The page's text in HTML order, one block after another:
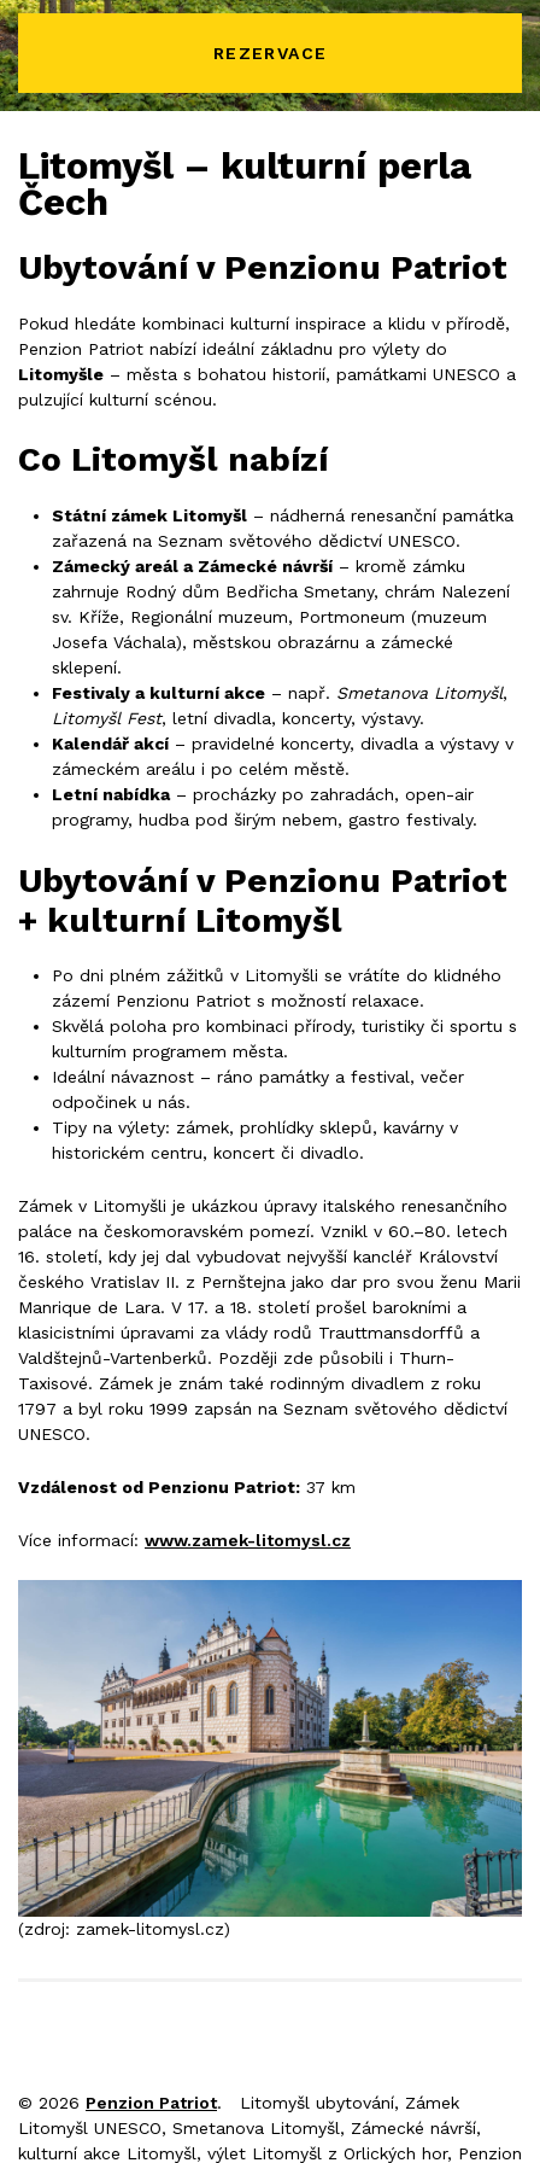
Litomyšl – kulturní perla
Čech
Ubytování v Penzionu Patriot
Pokud hledáte kombinaci kulturní inspirace a klidu v přírodě,
Penzion Patriot nabízí ideální základnu pro výlety do
Litomyšle – města s bohatou historií, památkami UNESCO a
pulzující kulturní scénou.
Co Litomyšl nabízí
Státní zámek Litomyšl – nádherná renesanční památka
zařazená na Seznam světového dědictví UNESCO.
Zámecký areál a Zámecké návrší – kromě zámku
zahrnuje Rodný dům Bedřicha Smetany, chrám Nalezení
sv. Kříže, Regionální muzeum, Portmoneum (muzeum
Josefa Váchala), městskou obrazárnu a zámecké
sklepení.
Festivaly a kulturní akce – např. Smetanova Litomyšl,
Litomyšl Fest, letní divadla, koncerty, výstavy.
Kalendář akcí – pravidelné koncerty, divadla a výstavy v
zámeckém areálu i po celém městě.
Letní nabídka– procházky po zahradách, open-air
programy, hudba pod širým nebem, gastro festivaly.
Ubytování v Penzionu Patriot
+ kulturní Litomyšl
Po dni plném zážitků v Litomyšli se vrátíte do klidného
zázemí Penzionu Patriot s možností relaxace.
Skvělá poloha pro kombinaci přírody, turistiky či sportu s
kulturním programem města.
Ideální návaznost – ráno památky a festival, večer
odpočinek u nás.
Tipy na výlety: zámek, prohlídky sklepů, kavárny v
historickém centru, koncert či divadlo.
Zámek v Litomyšli je ukázkou úpravy italského renesančního
paláce na českomoravském pomezí. Vznikl v 60.–80. letech
16. století, kdy jej dal vybudovat nejvyšší kancléř Království
českého Vratislav II. z Pernštejna jako dar pro svou ženu Marii
Manrique de Lara. V 17. a 18. století prošel barokními a
klasicistními úpravami za vlády rodů Trauttmansdorffů a
Valdštejnů-Vartenberků. Později zde působili i Thurn-
Taxisové. Zámek je znám také rodinným divadlem z roku
1797 a byl roku 1999 zapsán na Seznam světového dědictví
UNESCO.
Vzdálenost od Penzionu Patriot: 37 km
Více informací: www.zamek-litomysl.cz
(zdroj: zamek-litomysl.cz)
© 2026 Penzion Patriot. Litomyšl ubytování, Zámek
Litomyšl UNESCO, Smetanova Litomyšl, Zámecké návrší,
kulturní akce Litomyšl, výlet Litomyšl z Orlických hor, Penzion
REZERVACE